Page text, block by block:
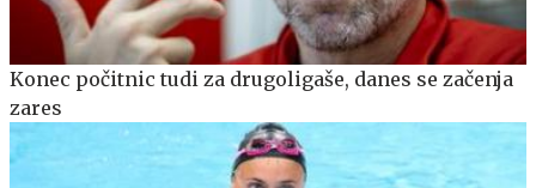
Konec počitnic tudi za drugoligaše, danes se začenja
zares